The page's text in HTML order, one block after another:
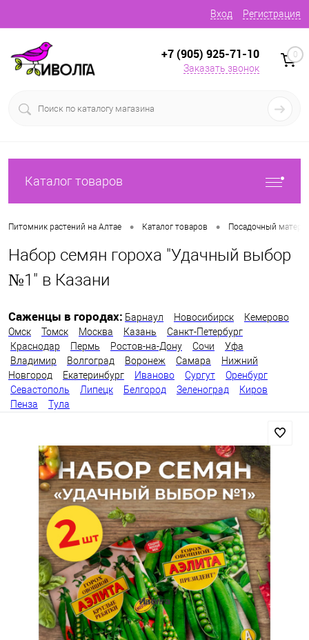
Вход Регистрация
+7 (905) 925-71-10
Заказать звонок
0
Каталог товаров
Питомник растений на Алтае • Каталог товаров • Посадочный
Набор семян гороха "Удачный выбор
№1" в Казани
Саженцы в городах: Барнаул Новосибирск
Кемерово
Омск
Томск Москва Казань
Санкт-Петербург
Краснодар
Пермь Ростов-на-Дону Сочи
Уфа
Владимир
Волгоград Воронеж Самара
Нижний
Новгород
Екатеринбург Иваново Сургут
Оренбург
Севастополь
Липецк Белгород Зеленоград
Киров
Пенза
Тула